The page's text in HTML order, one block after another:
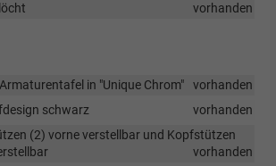
vorhanden
in "Unique Chrom"
vorhanden
schwarz
vorhanden
(2) vorne verstellbar und Kopfstützen
vorhanden